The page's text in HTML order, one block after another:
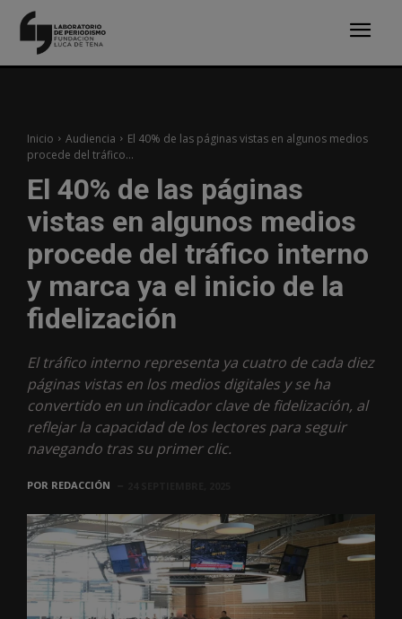
Inicio Audiencia
El 40% de las páginas vistas en algunos medios
procede del tráfico...
El 40% de las páginas
vistas en algunos medios
procede del tráfico interno
y marca ya el inicio de la
fidelización
El tráfico interno representa ya cuatro de cada diez
páginas vistas en los medios digitales y se ha
convertido en un indicador clave de fidelización, al
reflejar la capacidad de los lectores para seguir
navegando tras su primer clic.
POR REDACCIÓN